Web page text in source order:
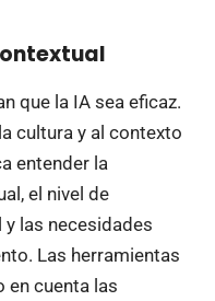
que la IA sea eficaz.
cultura y al contexto
entender la
el nivel de
las necesidades
Las herramientas
en cuenta las